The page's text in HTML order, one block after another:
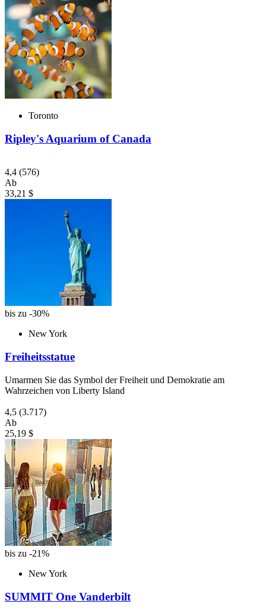
Toronto
Ripley's Aquarium of Canada
4,4 (576)
Ab
33,21 $
bis zu -30%
New York
Freiheitsstatue
Umarmen Sie das Symbol der Freiheit und Demokratie am
Wahrzeichen von Liberty Island
4,5 (3.717)
Ab
25,19 $
bis zu -21%
New York
SUMMIT One Vanderbilt